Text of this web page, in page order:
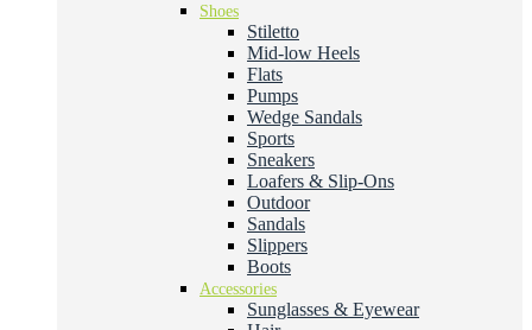
Shoes
Stiletto
Mid-low Heels
Flats
Pumps
Wedge Sandals
Sports
Sneakers
Loafers & Slip-Ons
Outdoor
Sandals
Slippers
Boots
Accessories
Sunglasses & Eyewear